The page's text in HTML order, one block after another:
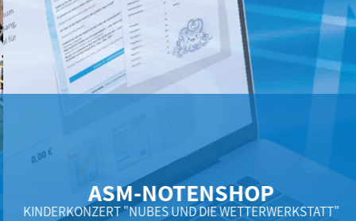
ASM-NOTENSHOP
KINDERKONZERT "NUBES UND DIE WETTERWERKSTATT"